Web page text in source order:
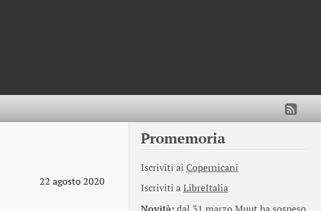
22 agosto 2020
Promemoria
Iscriviti ai Copernicani
Iscriviti aLibreItalia